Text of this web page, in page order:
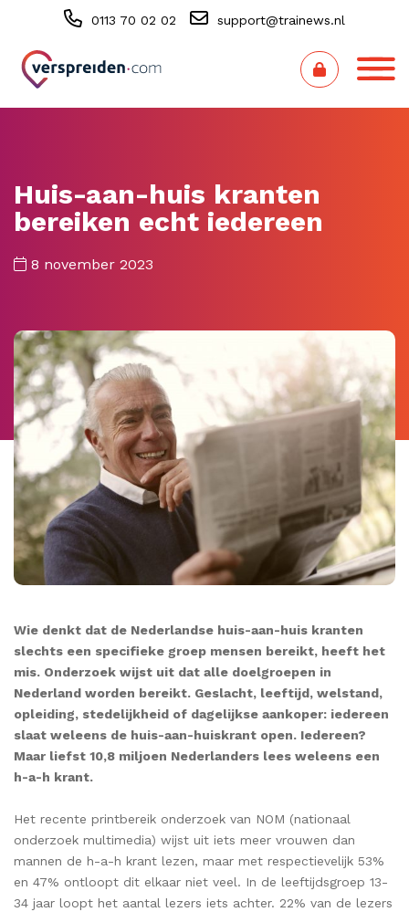
0113 70 02 02 support@trainews.nl
Huis-aan-huis kranten
bereiken echt iedereen
8 november 2023
Wie denkt dat de Nederlandse huis-aan-huis kranten
slechts een specifieke groep mensen bereikt, heeft het
mis. Onderzoek wijst uit dat alle doelgroepen in
Nederland worden bereikt. Geslacht, leeftijd, welstand,
opleiding, stedelijkheid of dagelijkse aankoper: iedereen
slaat weleens de huis-aan-huiskrant open. Iedereen?
Maar liefst 10,8 miljoen Nederlanders lees weleens een
h-a-h krant.
Het recente printbereik onderzoek van NOM (nationaal
onderzoek multimedia) wijst uit iets meer vrouwen dan
mannen de h-a-h krant lezen, maar met respectievelijk 53%
en 47% ontloopt dit elkaar niet veel. In de leeftijdsgroep 13-
34 jaar loopt het aantal lezers iets achter. 22% van de lezers